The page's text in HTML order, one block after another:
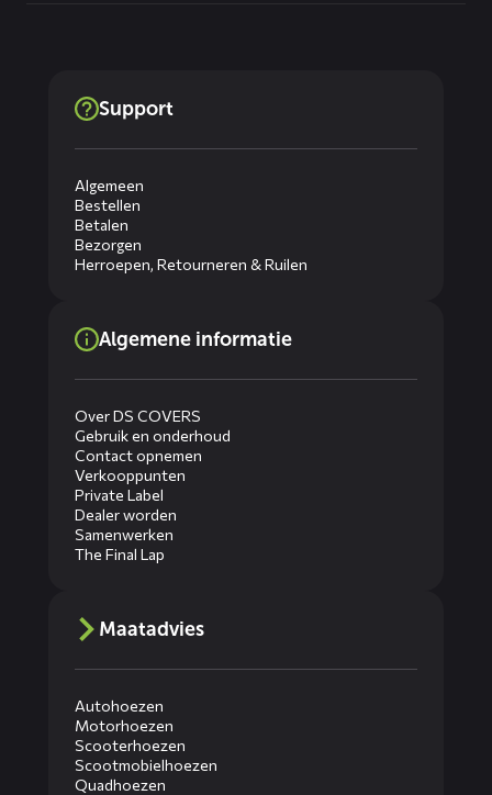
Support
Algemeen
Bestellen
Betalen
Bezorgen
Herroepen, Retourneren & Ruilen
Algemene informatie
Over DS COVERS
Gebruik en onderhoud
Contact opnemen
Verkooppunten
Private Label
Dealer worden
Samenwerken
The Final Lap
Maatadvies
Autohoezen
Motorhoezen
Scooterhoezen
Scootmobielhoezen
Quadhoezen